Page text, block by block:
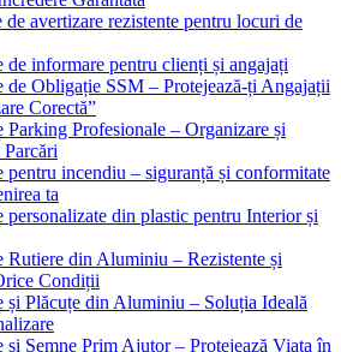
de avertizare rezistente pentru locuri de
de informare pentru clienți și angajați
de Obligație SSM – Protejează-ți Angajații
Corectă”
Parking Profesionale – Organizare și
Parcări
pentru incendiu – siguranță și conformitate
ta
personalizate din plastic pentru Interior și
Rutiere din Aluminiu – Rezistente și
Condiții
și Plăcuțe din Aluminiu – Soluția Ideală
și Semne Prim Ajutor – Protejează Viața în